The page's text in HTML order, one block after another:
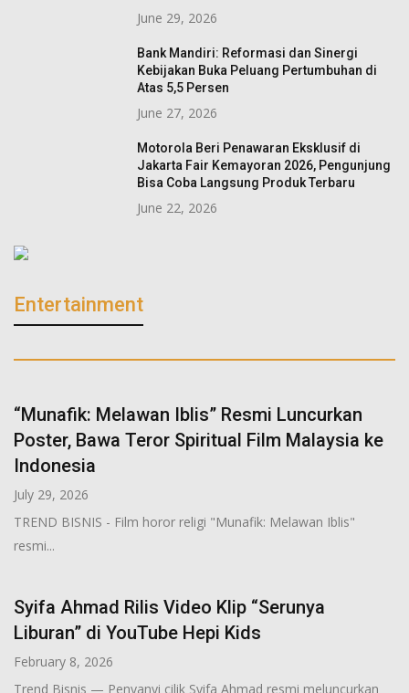
June 29, 2026
Bank Mandiri: Reformasi dan Sinergi
Kebijakan Buka Peluang Pertumbuhan di
Atas 5,5 Persen
June 27, 2026
Motorola Beri Penawaran Eksklusif di
Jakarta Fair Kemayoran 2026, Pengunjung
Bisa Coba Langsung Produk Terbaru
June 22, 2026
Entertainment
“Munafik: Melawan Iblis” Resmi Luncurkan
Poster, Bawa Teror Spiritual Film Malaysia ke
Indonesia
July 29, 2026
TREND BISNIS - Film horor religi "Munafik: Melawan Iblis"
resmi...
Syifa Ahmad Rilis Video Klip “Serunya
Liburan” di YouTube Hepi Kids
February 8, 2026
Trend Bisnis — Penyanyi cilik Syifa Ahmad resmi meluncurkan